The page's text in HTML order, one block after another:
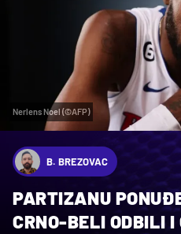
Nerlens Noel (©AFP)
B. BREZOVAC
PARTIZANU
CRNO-BELI ODBILI I